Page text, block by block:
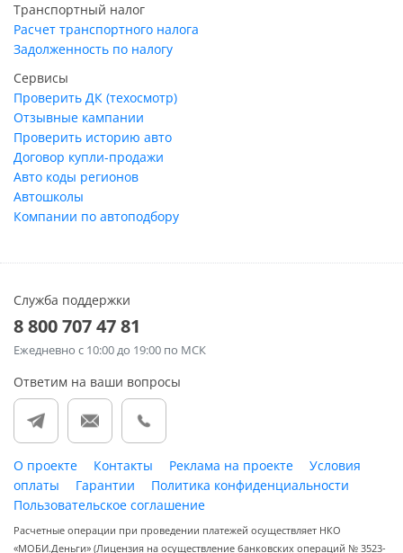
Транспортный налог
Расчет транспортного налога
Задолженность по налогу
Сервисы
Проверить ДК (техосмотр)
Отзывные кампании
Проверить историю авто
Договор купли-продажи
Авто коды регионов
Автошколы
Компании по автоподбору
Служба поддержки
8 800 707 47 81
Ежедневно с 10:00 до 19:00 по МСК
Ответим на ваши вопросы
О проекте Контакты Реклама на проекте
Условия
оплаты
Гарантии
Политика конфиденциальности
Пользовательское соглашение
Расчетные операции при проведении платежей осуществляет НКО
«МОБИ.Деньги» (Лицензия на осуществление банковских операций № 3523-